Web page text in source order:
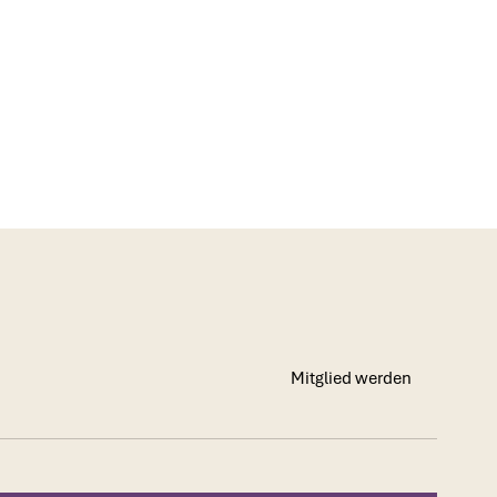
Mitglied werden